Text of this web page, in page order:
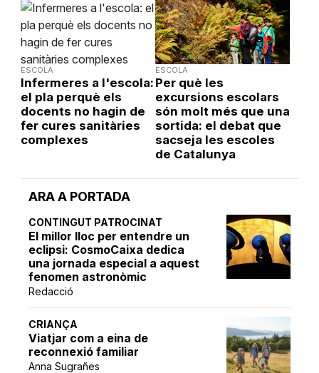
ARA A PORTADA
CONTINGUT PATROCINAT
El millor lloc per entendre un
eclipsi: CosmoCaixa dedica
una jornada especial a aquest
fenomen astronòmic
Redacció
CRIANÇA
Viatjar com a eina de
reconnexió familiar
Anna Sugrañes
ESCOLA
Infermeres a l'escola:
el pla perquè els
docents no hagin de
fer cures sanitàries
complexes
ESCOLA
Per què les
excursions escolars
són molt més que una
sortida: el debat que
sacseja les escoles
de Catalunya